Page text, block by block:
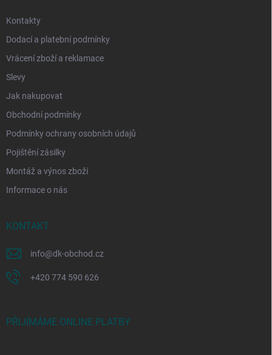
Kontakty
Dodací a platební podmínky
Vrácení zboží a reklamace
Slevy
Jak nakupovat
Obchodní podmínky
Podmínky ochrany osobních údajů
Pojištění zásilky
Montáž a výnos zboží
Informace o nás
KONTAKT
info@dk-obchod.cz
+420 774 590 626
PŘIJÍMÁME ONLINE PLATBY